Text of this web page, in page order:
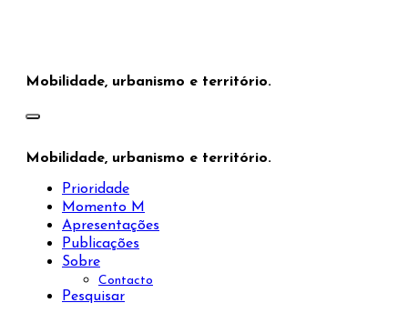
Mobilidade, urbanismo e território.
Mobilidade, urbanismo e território.
Prioridade
Momento M
Apresentações
Publicações
Sobre
Contacto
Pesquisar